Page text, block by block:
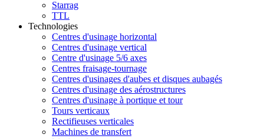
Starrag
TTL
Technologies
Centres d'usinage horizontal
Centres d'usinage vertical
Centre d'usinage 5/6 axes
Centres fraisage-tournage
Centres d'usinages d'aubes et disques aubagés
Centres d'usinage des aérostructures
Centres d'usinage à portique et tour
Tours verticaux
Rectifieuses verticales
Machines de transfert